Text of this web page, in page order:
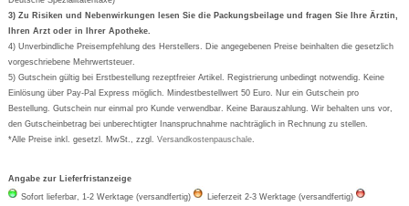
Formoline
Wick
Eucerin
Basica
3) Zu Risiken und Nebenwirkungen lesen Sie die Packungsbeilage und fragen Sie Ihre Ärztin,
Ihren Arzt oder in Ihrer Apotheke.
4) Unverbindliche Preisempfehlung des Herstellers. Die angegebenen Preise beinhalten die gesetzlich
vorgeschriebene Mehrwertsteuer.
5) Gutschein gültig bei Erstbestellung rezeptfreier Artikel. Registrierung unbedingt notwendig. Keine
Einlösung über Pay-Pal Express möglich. Mindestbestellwert 50 Euro. Nur ein Gutschein pro
Bestellung. Gutschein nur einmal pro Kunde verwendbar. Keine Barauszahlung. Wir behalten uns vor,
den Gutscheinbetrag bei unberechtigter Inanspruchnahme nachträglich in Rechnung zu stellen.
*Alle Preise inkl. gesetzl. MwSt., zzgl.Versandkostenpauschale
Angabe zur Lieferfristanzeige
Sofort lieferbar, 1-2 Werktage (versandfertig)
Lieferzeit 2-3 Werktage (versandfertig)